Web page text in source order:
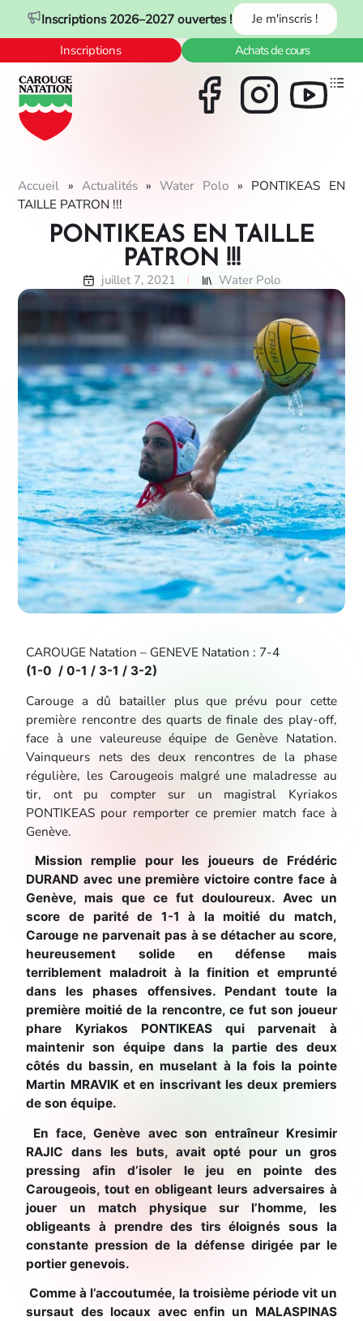
Inscriptions 2026–2027 ouvertes !
Je m'inscris !
Inscriptions
Achats de cours
Accueil » Actualités»Water Polo » PONTIKEAS EN
TAILLE PATRON !!!
PONTIKEAS EN TAILLE
PATRON !!!
juillet 7, 2021 Water Polo
CAROUGE Natation – GENEVE Natation : 7-4
(1-0/ 0-1 / 3-1 / 3-2)
Carouge a dû batailler plus que prévu pour cette
première rencontre des quarts de finale des play-off,
face à une valeureuse équipe de Genève Natation.
Vainqueurs nets des deux rencontres de la phase
régulière, les Carougeois malgré une maladresse au
tir, ont pu compter sur un magistral Kyriakos
PONTIKEAS pour remporter ce premier match face à
Genève.
Mission remplie pour les joueurs de Frédéric
DURAND avec une première victoire contre face à
Genève, mais que ce fut douloureux. Avec un
score de parité de 1-1 à la moitié du match,
Carouge ne parvenait pas à se détacher au score,
heureusement solide en défense mais
terriblement maladroit à la finition et emprunté
dans les phases offensives. Pendant toute la
première moitié de la rencontre, ce fut son joueur
phare Kyriakos PONTIKEAS qui parvenait à
maintenir son équipe dans la partie des deux
côtés du bassin, en muselant à la fois la pointe
Martin MRAVIK et en inscrivant les deux premiers
de son équipe.
En face, Genève avec son entraîneur Kresimir
RAJIC dans les buts, avait opté pour un gros
pressing afin d’isoler le jeu en pointe des
Carougeois, tout en obligeant leurs adversaires à
jouer un match physique sur l’homme, les
obligeants à prendre des tirs éloignés sous la
constante pression de la défense dirigée par le
portier genevois.
Comme à l’accoutumée, la troisième période vit un
sursaut des locaux avec enfin un MALASPINAS
Panneau de gestion des cookies